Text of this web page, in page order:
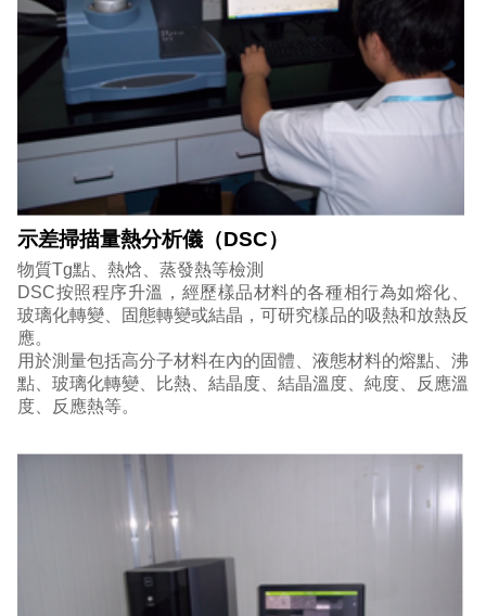
示差掃描量熱分析儀（DSC）
物質Tg點、熱焓、蒸發熱等檢測
DSC按照程序升溫，經歷樣品材料的各種相行為如熔化、
玻璃化轉變、固態轉變或結晶，可研究樣品的吸熱和放熱反
應。
用於測量包括高分子材料在內的固體、液態材料的熔點、沸
點、玻璃化轉變、比熱、結晶度、結晶溫度、純度、反應溫
度、反應熱等。